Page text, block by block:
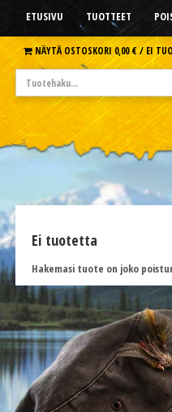
ETUSIVU TUOTTEET
NÄYTÄ OSTOSKORI 0,00 € /EI
Ei tuotetta
Hakemasi tuote on joko